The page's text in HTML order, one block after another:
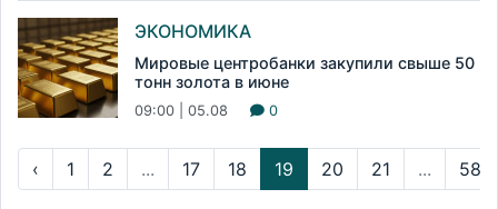
ЭКОНОМИКА
Мировые центробанки закупили свыше 50
тонн золота в июне
09:00 | 05.08 0
‹ 1 2 ... 17 18 19 20 21 ... 58